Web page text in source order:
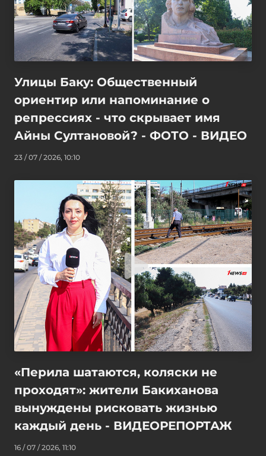
Улицы Баку: Общественный
ориентир или напоминание о
репрессиях - что скрывает имя
Айны Султановой? - ФОТО - ВИДЕО
23 / 07 / 2026, 10:10
«Перила шатаются, коляски не
проходят»: жители Бакиханова
вынуждены рисковать жизнью
каждый день - ВИДЕОРЕПОРТАЖ
16 / 07 / 2026, 11:10